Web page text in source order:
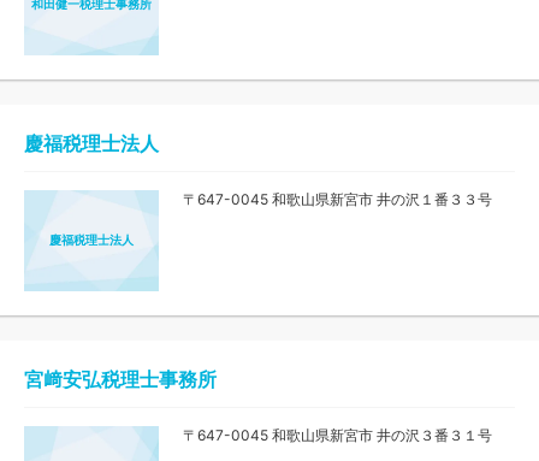
和田健一税理士事務所
慶福税理士法人
慶福税理士法人
〒647-0045 和歌山県新宮市 井の沢１番３３号
宮﨑安弘税理士事務所
〒647-0045 和歌山県新宮市 井の沢３番３１号